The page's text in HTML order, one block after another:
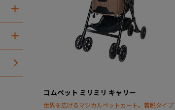
コムペット ミリミリ キャリー
世界を広げるマジカルペットカート。着脱タイプ